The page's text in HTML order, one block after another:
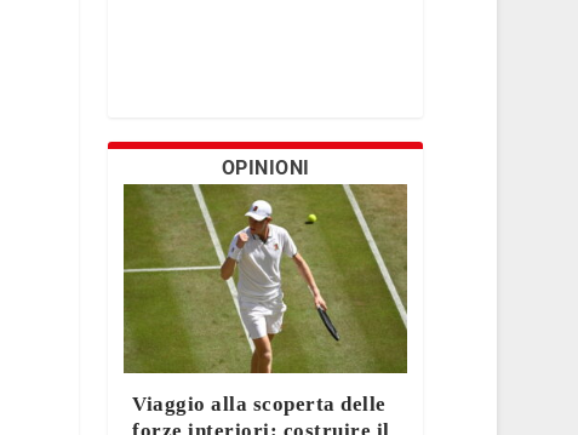
OPINIONI
Viaggio alla scoperta delle